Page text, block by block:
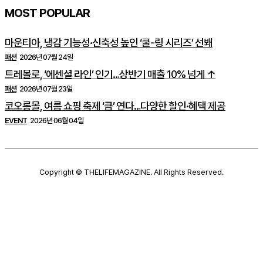
MOST POPULAR
마운티아, 냉감 기능성·신축성 높인 ‘쿨-링 시리즈’ 선봬
패션 2026년 07월 24일
트레몰로, ‘에센셜 라인’ 인기…상반기 매출 10% 넘게 ↑
패션 2026년 07월 23일
코오롱몰, 여름 쇼핑 축제 ‘큼’ 연다…다양한 할인·혜택 제공
EVENT 2026년 06월 04일
Copyright © THELIFEMAGAZINE. All Rights Reserved.